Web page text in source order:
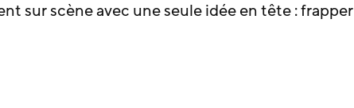
sur scène avec une seule idée en tête : frapper